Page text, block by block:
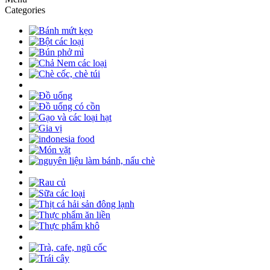
Categories